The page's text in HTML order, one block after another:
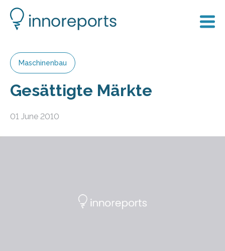
Maschinenbau
Gesättigte Märkte
01 June 2010